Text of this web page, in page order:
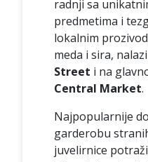
radnji sa
predmetima i
lokalnim
meda i sira,
Street i na
Central Market.
Najpopularnije
garderobu
juvelirnice